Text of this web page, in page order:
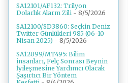
SA12101/AF132: Trilyon
Dolarlık Alarm Zili - 8/5/2026
SA12100/SD3860: Seçkin Deniz
Twitter Günlükleri 985 (06-10
Nisan 2025) - 8/5/2026
SA12099/MT495: Bilim
insanları, Felç Sonrası Beynin
İyileşmesine Yardımcı Olacak
Şaşırtıcı Bir Yöntem